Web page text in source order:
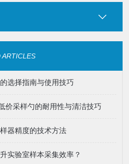
ARTICLES
选择指南与使用技巧
价采样勺的耐用性与清洁技巧
器精度的技术方法
实验室样本采集效率？